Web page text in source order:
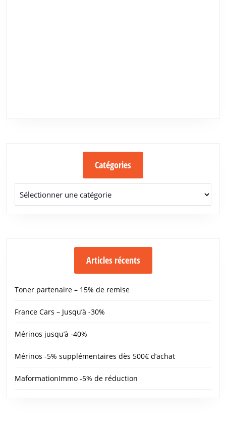
Catégories
Articles récents
Toner partenaire – 15% de remise
France Cars – Jusqu’à -30%
Mérinos jusqu’à -40%
Mérinos -5% supplémentaires dès 500€ d’achat
MaformationImmo -5% de réduction